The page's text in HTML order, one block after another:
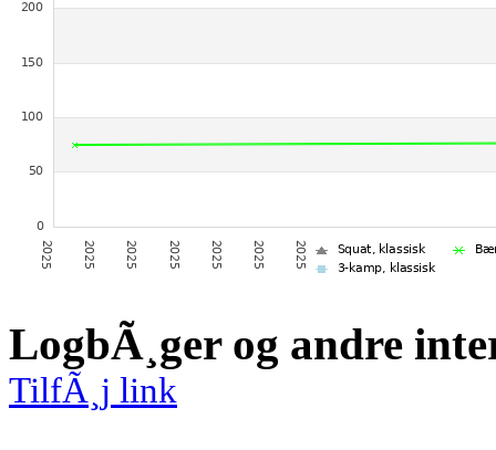
LogbÃ¸ger og andre
TilfÃ¸j link